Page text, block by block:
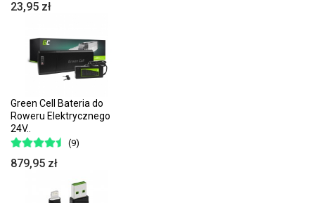
23,95 zł
Green Cell Bateria do
Roweru Elektrycznego
24V..
(9)
879,95 zł